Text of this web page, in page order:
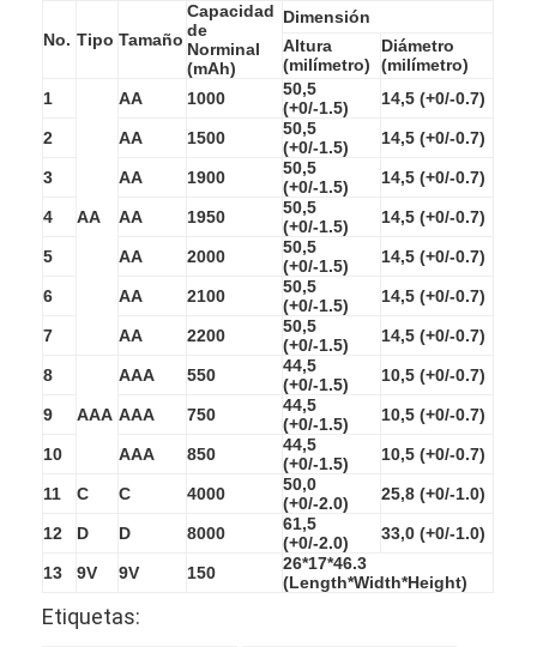
No. Tipo Tamaño
Capacidad
de
Norminal
(mAh)
Dimensión
Altura
(milímetro)
Diámetro
(milímetro)
1
AA
AA 1000
50,5
(+0/-1.5)
14,5 (+0/-0.7)
2 AA 1500
50,5
(+0/-1.5)
14,5 (+0/-0.7)
3 AA 1900
50,5
(+0/-1.5)
14,5 (+0/-0.7)
4 AA 1950
50,5
(+0/-1.5)
14,5 (+0/-0.7)
5 AA 2000
50,5
(+0/-1.5)
14,5 (+0/-0.7)
6 AA 2100
50,5
(+0/-1.5)
14,5 (+0/-0.7)
7 AA 2200
50,5
(+0/-1.5)
14,5 (+0/-0.7)
8
AAA
AAA 550
44,5
(+0/-1.5)
10,5 (+0/-0.7)
9 AAA 750
44,5
(+0/-1.5)
10,5 (+0/-0.7)
10 AAA 850
44,5
(+0/-1.5)
10,5 (+0/-0.7)
11 C C 4000
50,0
(+0/-2.0)
25,8 (+0/-1.0)
12 D D 8000
61,5
(+0/-2.0)
33,0 (+0/-1.0)
13 9V 9V 150
26*17*46.3
(Length*Width*Height)
Etiquetas: